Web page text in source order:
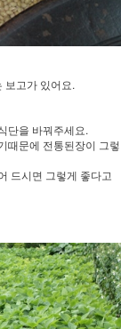
보고가 있어요.
단을 바꿔주세요.
때문에 전통된장이 그렇
드시면 그렇게 좋다고